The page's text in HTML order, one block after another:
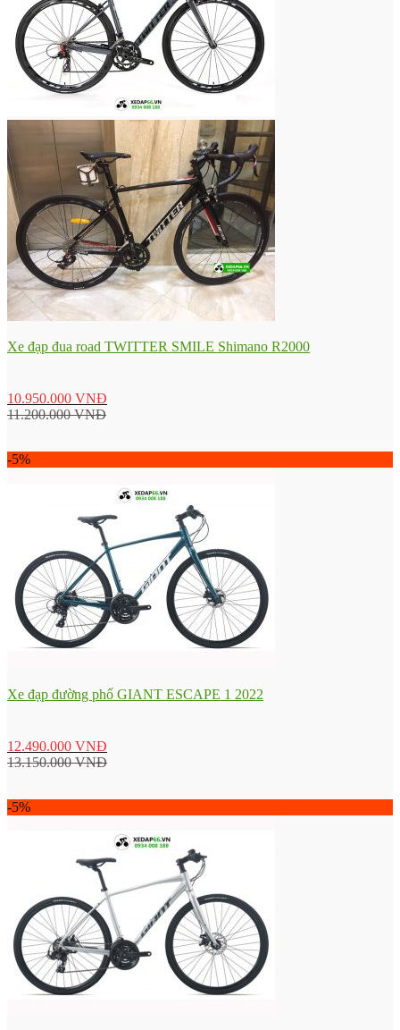
Xe đạp đua road TWITTER SMILE Shimano R2000
10.950.000 VNĐ
11.200.000VNĐ
-5%
Xe đạp đường phố GIANT ESCAPE 1 2022
12.490.000 VNĐ
13.150.000VNĐ
-5%